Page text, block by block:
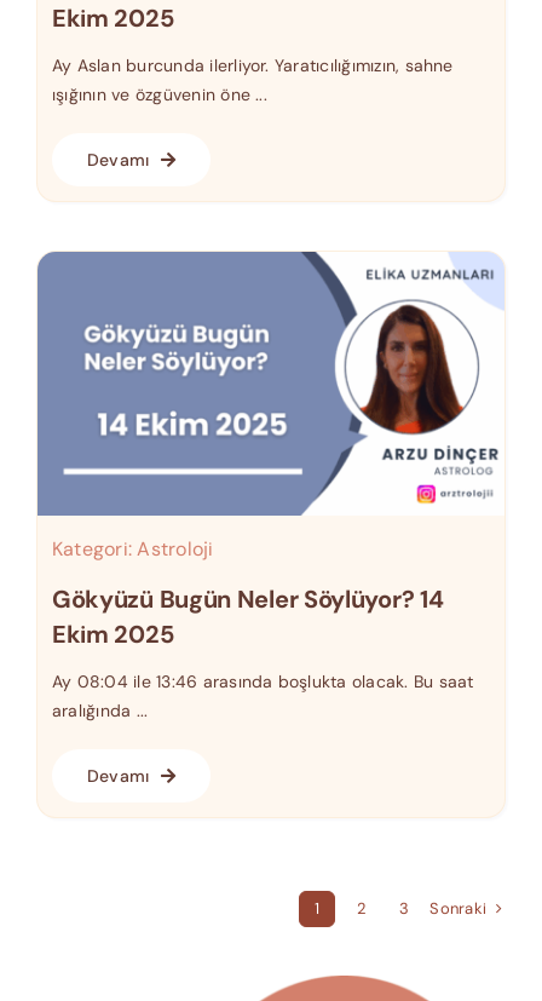
Ekim 2025
Ay Aslan burcunda ilerliyor. Yaratıcılığımızın, sahne
ışığının ve özgüvenin öne ...
Devamı
Kategori:Astroloji
Gökyüzü Bugün Neler Söylüyor? 14
Ekim 2025
Ay 08:04 ile 13:46 arasında boşlukta olacak. Bu saat
aralığında ...
Devamı
1 2 3 Sonraki